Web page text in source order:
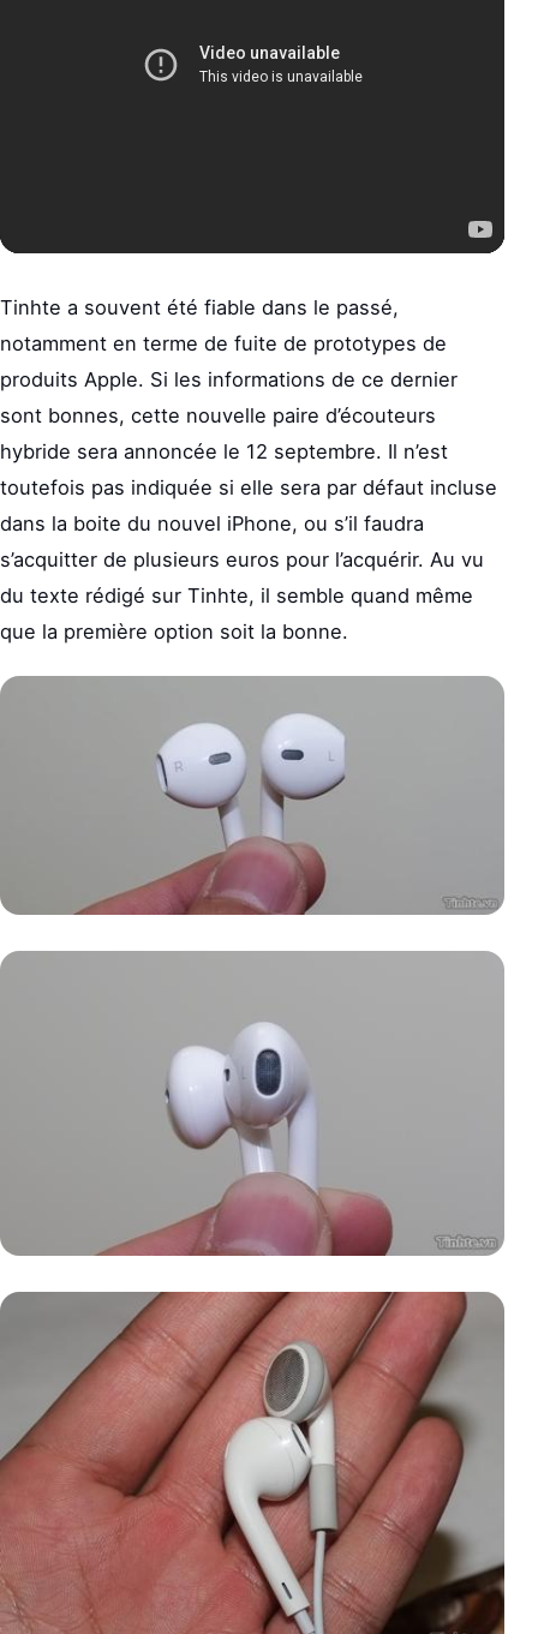
Tinhte a souvent été fiable dans le passé,
notamment en terme de fuite de prototypes de
produits Apple. Si les informations de ce dernier
sont bonnes, cette nouvelle paire d’écouteurs
hybride sera annoncée le 12 septembre. Il n’est
toutefois pas indiquée si elle sera par défaut incluse
dans la boite du nouvel iPhone, ou s’il faudra
s’acquitter de plusieurs euros pour l’acquérir. Au vu
du texte rédigé sur Tinhte, il semble quand même
que la première option soit la bonne.